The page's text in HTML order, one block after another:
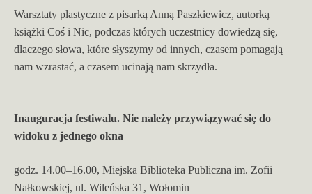
Warsztaty plastyczne z pisarką Anną Paszkiewicz, autorką
książki Coś i Nic, podczas których uczestnicy dowiedzą się,
dlaczego słowa, które słyszymy od innych, czasem pomagają
nam wzrastać, a czasem ucinają nam skrzydła.
Inauguracja festiwalu. Nie należy przywiązywać się do
widoku z jednego okna
godz. 14.00–16.00, Miejska Biblioteka Publiczna im. Zofii
Nałkowskiej, ul. Wileńska 31, Wołomin